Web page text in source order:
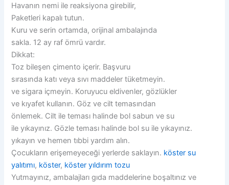
Havanın nemi ile reaksiyona girebilir,
Paketleri kapalı tutun.
Kuru ve serin ortamda, orijinal ambalajında
sakla. 12 ay raf ömrü vardır.
Dikkat:
Toz bileşen çimento içerir. Başvuru
sırasında katı veya sıvı maddeler tüketmeyin.
ve sigara içmeyin. Koruyucu eldivenler, gözlükler
ve kıyafet kullanın. Göz ve cilt temasından
önlemek. Cilt ile teması halinde bol sabun ve su
ile yıkayınız. Gözle teması halinde bol su ile yıkayınız.
yıkayın ve hemen tıbbi yardım alın.
Çocukların erişemeyeceği yerlerde saklayın. köster su
yalıtımı, köster, köster yıldırım tozu
Yutmayınız, ambalajları gıda maddelerine boşaltınız ve